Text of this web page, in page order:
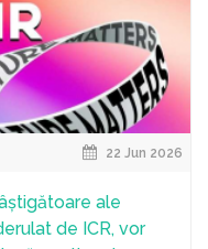
22 Jun 2026
ale
de ICR, vor